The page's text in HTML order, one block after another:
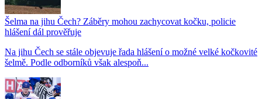
Šelma na jihu Čech? Záběry mohou zachycovat kočku, policie
hlášení dál prověřuje
Na jihu Čech se stále objevuje řada hlášení o možné velké kočkovité
šelmě. Podle odborníků však alespoň...